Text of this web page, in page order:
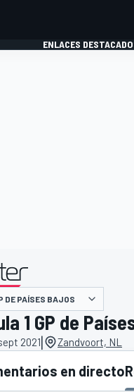
WRC
ENLACES
presentado por
DE PAÍSES BAJOS
1 GP de
2021| Zandvoort, NL
en directo